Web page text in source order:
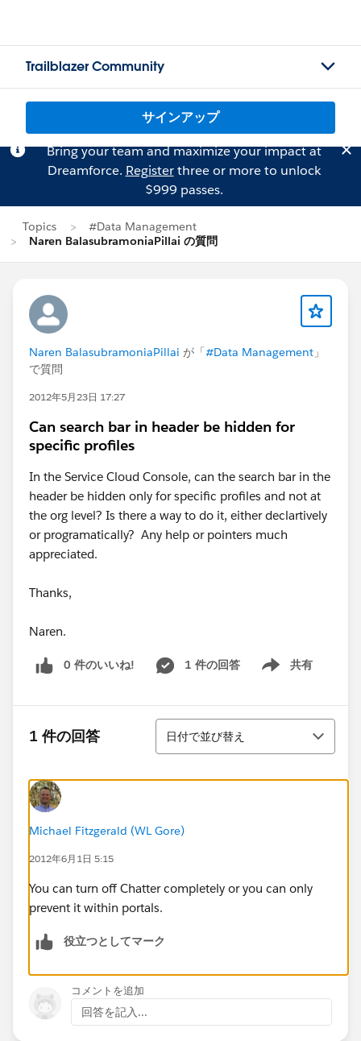
Trailblazer Community
サインアップ
Bring your team and maximize your impact at
Dreamforce. Registerthree or more to unlock
$999 passes.
Topics
#Data Management
Naren BalasubramoniaPillai の質問
Naren BalasubramoniaPillai が「#Data Management 」
で質問
2012年5月23日 17:27
Can search bar in header be hidden for
specific profiles
In the Service Cloud Console, can the search bar in the
header be hidden only for specific profiles and not at
the org level? Is there a way to do it, either declartively
or programatically? Any help or pointers much
appreciated.
Thanks,
Naren.
0 件のいいね! 1 件の回答 共有
Show menu
1 件の回答
並び替え
日付で並び替え
Michael Fitzgerald (WL Gore)
2012年6月1日 5:15
You can turn off Chatter completely or you can only
prevent it within portals.
役立つとしてマーク
コメントを追加
回答を記入...